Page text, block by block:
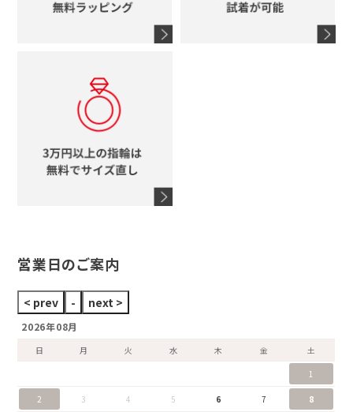
スタージュエリー
ウノアエレ
ブランドアイテムをすべて見る
シャネル
タグホイヤー
営業日のご案内
2026年08月
日 月 火 水 木 金
土
1
2 3 4 5 6 7 8